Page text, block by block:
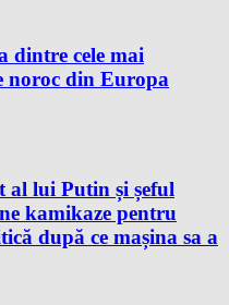
dintre cele mai
noroc din Europa
lui Putin și șeful
kamikaze pentru
după ce mașina sa a